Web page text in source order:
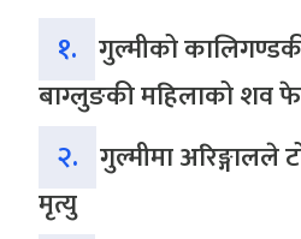
१. गुल्मीको
बाग्लुङकी महिलाको शव
२. गुल्मीमा अरिङ्गालले
मृत्यु